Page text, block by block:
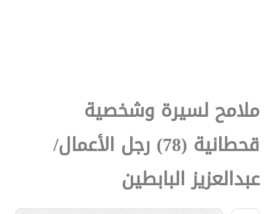
ملامح لسيرة وشخصية
قحطانية (78) رجل الأعمال/
عبدالعزيز البابطين